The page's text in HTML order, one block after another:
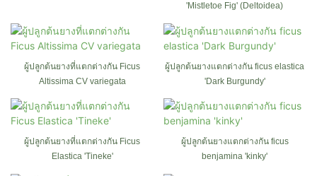
'Mistletoe Fig' (Deltoidea)
ผู้ปลูกต้นยางที่แตกต่างกัน Ficus
Altissima CV variegata
ผู้ปลูกต้นยางแตกต่างกัน ficus elastica
'Dark Burgundy'
ผู้ปลูกต้นยางที่แตกต่างกัน Ficus
Elastica 'Tineke'
ผู้ปลูกต้นยางแตกต่างกัน ficus
benjamina 'kinky'